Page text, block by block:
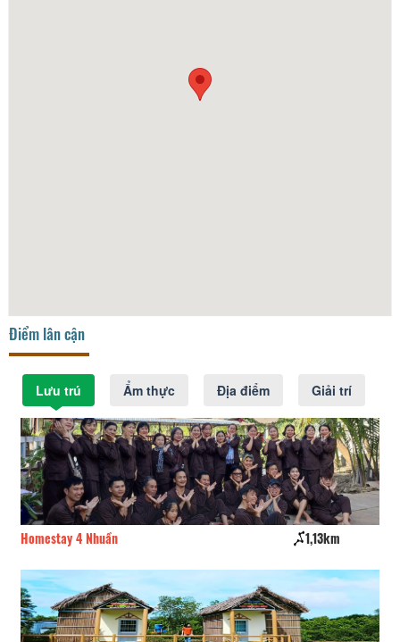
Điểm lân cận
Lưu trú Ẩm thực Địa điểm Giải trí
Homestay 4 Nhuần 1,13km